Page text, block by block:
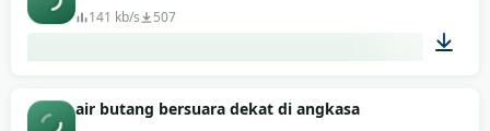
141 kb/s 507
air butang bersuara dekat di angkasa